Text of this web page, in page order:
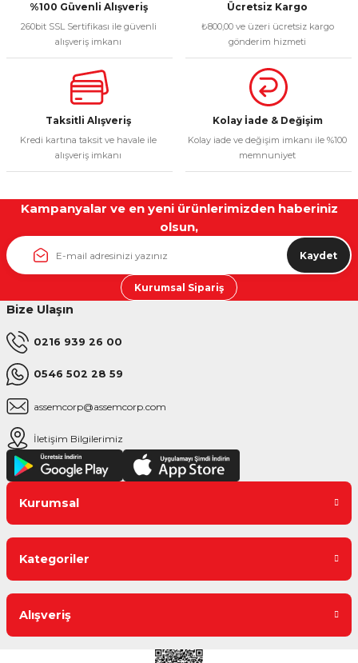
%100 Güvenli Alışveriş
260bit SSL Sertifikası ile güvenli
alışveriş imkanı
Ücretsiz Kargo
₺800,00 ve üzeri ücretsiz kargo
gönderim hizmeti
Taksitli Alışveriş
Kredi kartına taksit ve havale ile
alışveriş imkanı
Kolay İade & Değişim
Kolay iade ve değişim imkanı ile %100
memnuniyet
Kampanyalar ve en yeni ürünlerimizden haberiniz
olsun,
Kaydet
Kurumsal Sipariş
Bize Ulaşın
0216 939 26 00
0546 502 28 59
assemcorp@assemcorp.com
İletişim Bilgilerimiz
Kurumsal
Kategoriler
Alışveriş